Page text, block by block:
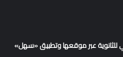
للثانوية عبر موقعها وتطبيق «سهل»